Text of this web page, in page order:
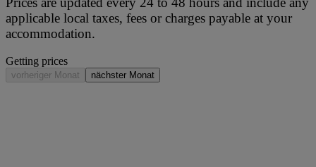
applicable local taxes, fees or charges payable at your
accommodation.
Getting prices
vorheriger Monat nächster Monat